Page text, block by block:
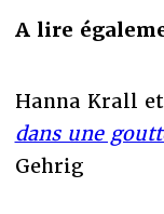
A lire
Hanna Krall
dans une
Gehrig